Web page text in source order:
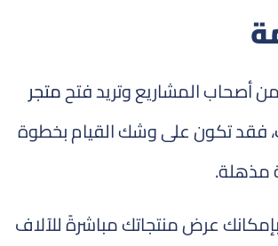
أصحاب المشاريع وتريد فتحمتجر
، فقد تكون على وشك القيام بخطوة
مذهلة.
عرض منتجاتك مباشرةً للآلاف